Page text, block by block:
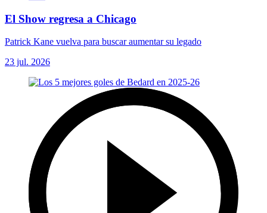
El Show regresa a Chicago
Patrick Kane vuelva para buscar aumentar su legado
23 jul. 2026